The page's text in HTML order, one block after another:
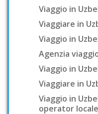
Viaggio in
Viaggiare in
Viaggio in
Agenzia
Viaggio in
Viaggiare in
Viaggio in
operator locale